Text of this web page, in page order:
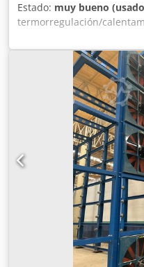
Estado: muy bueno
termorregulación/
buen estado. Estos
termorregulación de
matrices de calibrado,
inyección y diversas
equipos están en
están disponibles
inspeccionar en nuestras
cualquier momento.
Modelo: LTH 303 * Año
Akrsf * Fluido de
Temperatura máxima de
conexión: 220 V *
Frecuencia: 50 Hz
temperatura * Bomba de
industrial compacto y
Listo para usar